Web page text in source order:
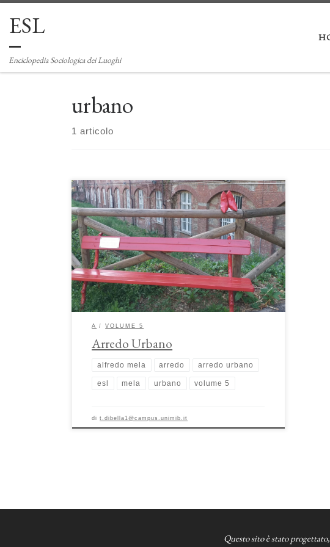
Passa al contenuto
ESL
Enciclopedia Sociologica dei Luoghi
urbano
1 articolo
L’arredo urbano: elementi attivi nello spazio pubblico di
Alfredo Mela L’arredo urbano è un insieme di elementi, più
o meno complessi, presenti nello spazio pubblico, che
facilitano la sua fruizione e contribuiscono alla
conformazione dei luoghi e del paesaggio. Essi si sono
sviluppati in parallelo con l’evoluzione delle funzioni della
[…]
A VOLUME 5
Arredo Urbano
alfredo mela arredo arredo urbano
esl mela urbano volume 5
dit.dibella1@campus.unimib.it
Questo sito è stato